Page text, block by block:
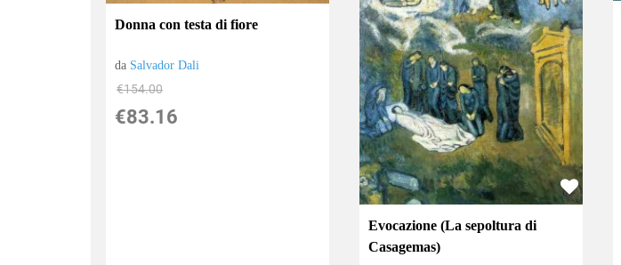
Donna con testa di fiore
da Salvador Dali
€154.00
€83.16
Evocazione (La sepoltura di
Casagemas)